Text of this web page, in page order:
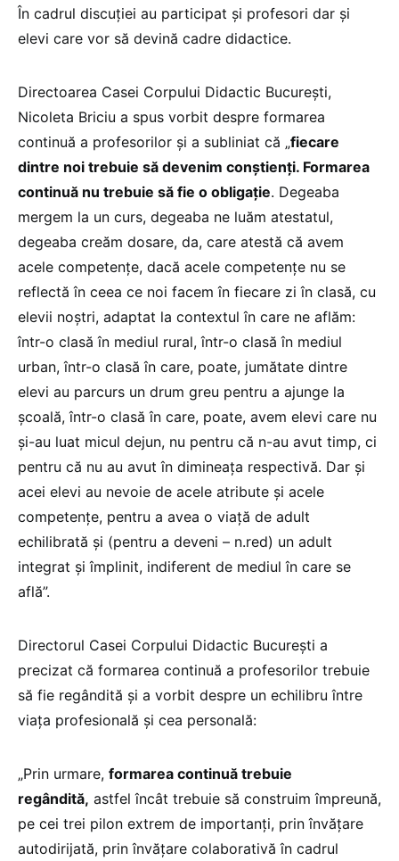
În cadrul discuției au participat și profesori dar și
elevi care vor să devină cadre didactice.
Directoarea Casei Corpului Didactic București,
Nicoleta Briciu a spus vorbit despre formarea
continuă a profesorilor și a subliniat că „fiecare
dintre noi trebuie să devenim conștienți. Formarea
continuă nu trebuie să fie o obligație. Degeaba
mergem la un curs, degeaba ne luăm atestatul,
degeaba creăm dosare, da, care atestă că avem
acele competențe, dacă acele competențe nu se
reflectă în ceea ce noi facem în fiecare zi în clasă, cu
elevii noștri, adaptat la contextul în care ne aflăm:
într-o clasă în mediul rural, într-o clasă în mediul
urban, într-o clasă în care, poate, jumătate dintre
elevi au parcurs un drum greu pentru a ajunge la
școală, într-o clasă în care, poate, avem elevi care nu
și-au luat micul dejun, nu pentru că n-au avut timp, ci
pentru că nu au avut în dimineața respectivă. Dar și
acei elevi au nevoie de acele atribute și acele
competențe, pentru a avea o viață de adult
echilibrată și (pentru a deveni – n.red) un adult
integrat și împlinit, indiferent de mediul în care se
află”.
Directorul Casei Corpului Didactic București a
precizat că formarea continuă a profesorilor trebuie
să fie regândită și a vorbit despre un echilibru între
viața profesională și cea personală:
„Prin urmare, formarea continuă trebuie
regândită, astfel încât trebuie să construim împreună,
pe cei trei pilon extrem de importanți, prin învățare
autodirijată, prin învățare colaborativă în cadrul